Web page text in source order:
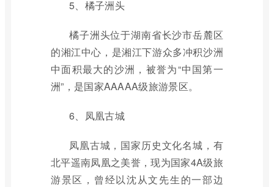
5、橘子洲头
橘子洲头位于湖南省长沙市岳麓区
的湘江中心，是湘江下游众多冲积沙洲
中面积最大的沙洲，被誉为“中国第一
洲”，是国家AAAAA级旅游景区。
6、凤凰古城
凤凰古城，国家历史文化名城，有
北平遥南凤凰之美誉，现为国家4A级旅
游景区，曾经以沈从文先生的一部边